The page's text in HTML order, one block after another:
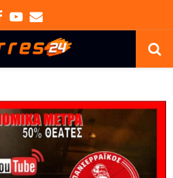
Facebook
Youtube
Email